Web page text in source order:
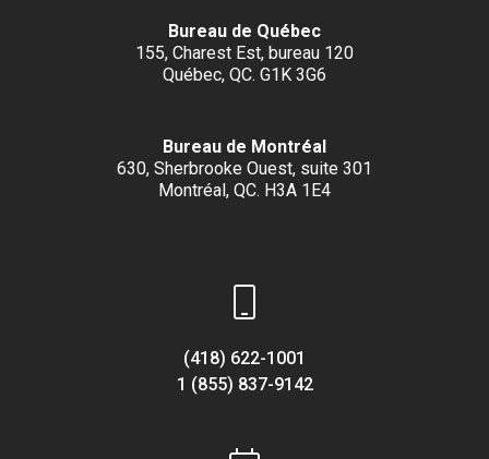
Bureau de Québec
155, Charest Est, bureau 120
Québec, QC. G1K 3G6
Bureau de Montréal
630, Sherbrooke Ouest, suite 301
Montréal, QC. H3A 1E4
(418) 622-1001
1 (855) 837-9142